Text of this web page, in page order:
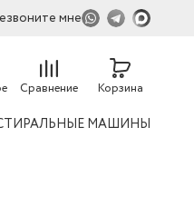
мне
Сравнение Корзина
МАШИНЫ